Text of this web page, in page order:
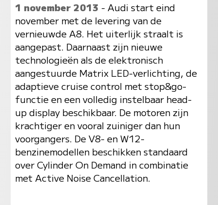
1 november 2013 - Audi start eind
november met de levering van de
vernieuwde A8. Het uiterlijk straalt is
aangepast. Daarnaast zijn nieuwe
technologieën als de elektronisch
aangestuurde Matrix LED-verlichting, de
adaptieve cruise control met stop&go-
functie en een volledig instelbaar head-
up display beschikbaar. De motoren zijn
krachtiger en vooral zuiniger dan hun
voorgangers. De V8- en W12-
benzinemodellen beschikken standaard
over Cylinder On Demand in combinatie
met Active Noise Cancellation.